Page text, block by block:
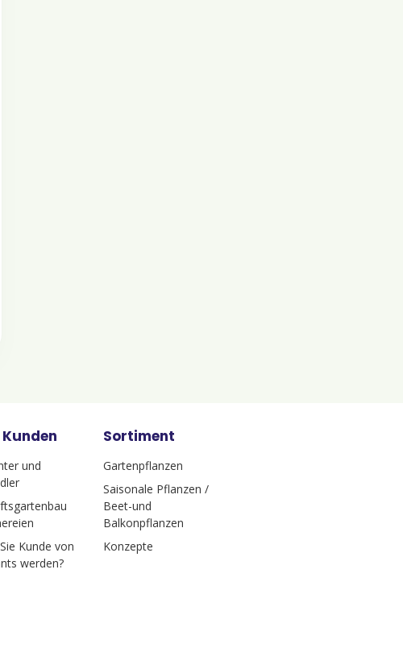
und
Kunde von
werden?
Sortiment
Gartenpflanzen
Saisonale Pflanzen /
Beet-und
Balkonpflanzen
Konzepte